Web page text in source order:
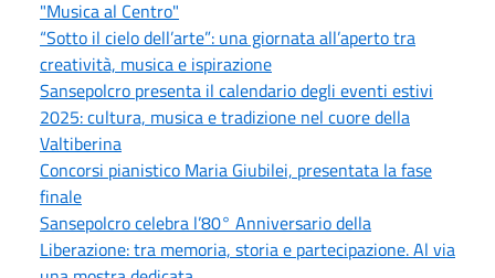
"Musica al Centro"
“Sotto il cielo dell’arte”: una giornata all’aperto tra
creatività, musica e ispirazione
Sansepolcro presenta il calendario degli eventi estivi
2025: cultura, musica e tradizione nel cuore della
Valtiberina
Concorsi pianistico Maria Giubilei, presentata la fase
finale
Sansepolcro celebra l’80° Anniversario della
Liberazione: tra memoria, storia e partecipazione. Al via